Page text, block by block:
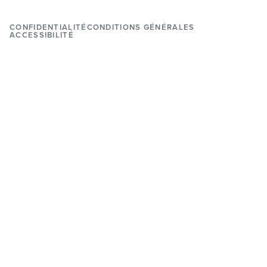
CONFIDENTIALITÉCONDITIONS GÉNÉRALES
ACCESSIBILITÉ